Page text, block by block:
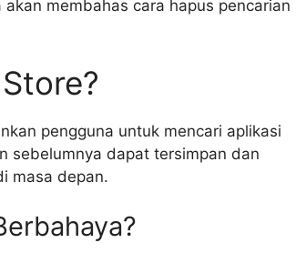
membahas cara hapus pencarian
pengguna untuk mencari aplikasi
sebelumnya dapat tersimpan dan
masa depan.